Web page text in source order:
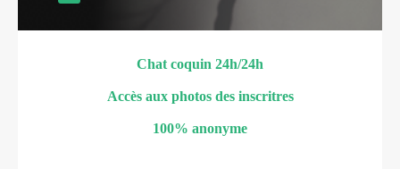
Chat coquin 24h/24h
Accès aux photos des inscritres
100% anonyme